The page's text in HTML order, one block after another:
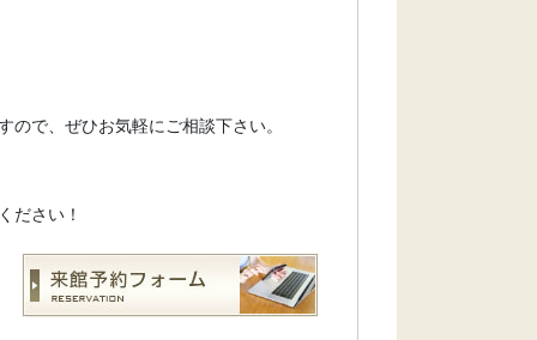
で、ぜひお気軽にご相談下さい。
ださい！